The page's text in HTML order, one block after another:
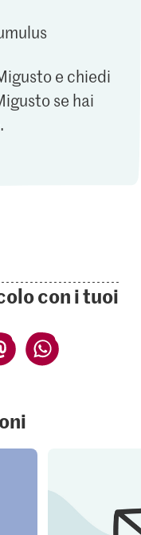
e chiedi
se hai
con i tuoi